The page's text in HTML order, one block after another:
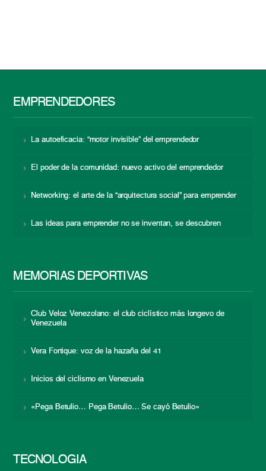
EMPRENDEDORES
La autoeficacia: “motor invisible” del emprendedor
El poder de la comunidad: nuevo activo del emprendedor
Networking: el arte de la “arquitectura social” para emprender
Las ideas para emprender no se inventan, se descubren
MEMORIAS DEPORTIVAS
Club Veloz Venezolano: el club ciclístico más longevo de
Venezuela
Vera Fortique: voz de la hazaña del 41
Inicios del ciclismo en Venezuela
«Pega Betulio… Pega Betulio… Se cayó Betulio»
TECNOLOGÍA